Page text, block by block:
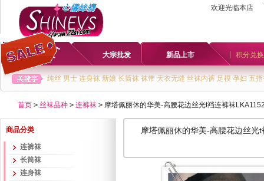
欢迎光临本店
首页 大宗批发 新品上市 积分兑换
纯丝 男士 连身袜 新娘 长筒袜 袜带 天衣无缝 丝袜内裤 足模 孕妇 五
首页 > 丝袜品种 > 连裤袜 > 摩塔佩丽休的华美-高腰花边丝光t裆连裤袜
商品分类
连裤袜
长筒袜
连身袜
摩塔佩丽休的华美-高腰花边丝光